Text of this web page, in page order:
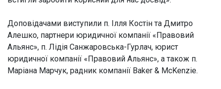
Доповідачами виступили п. Ілля Костін та Дмитро
Алешко, партнери юридичної компанії «Правовий
Альянс», п. Лідія Санжаровська-Гурлач, юрист
юридичної компанії «Правовий Альянс», а також п.
Маріана Марчук, радник компанії Baker & McKenzie.